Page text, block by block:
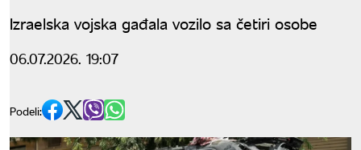
Izraelska vojska gađala vozilo sa četiri osobe
06.07.2026. 19:07
Podeli: